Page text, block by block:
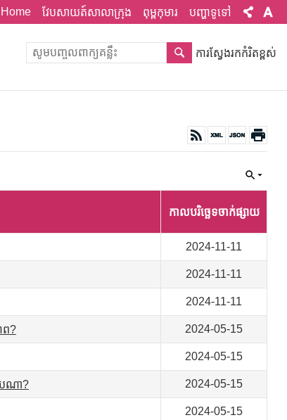
Home វែបសាយត៍សាលាក្រុង ពុម្ពកុមារ បញ្ហាទូទៅ
ការស្វែងរកកំរិតខ្ពស់
កាលបរិច្ឆេទចាក់ផ្សាយ
2024-11-11
2024-11-11
2024-11-11
ព? 2024-05-15
2024-05-15
បណា? 2024-05-15
2024-05-15